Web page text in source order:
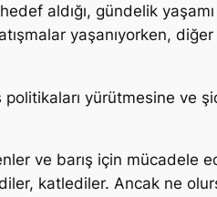
aldığı, gündelik
yaşanıyorken,
politikaları yürütmesine
ve barış için
katlediler. Ancak ne